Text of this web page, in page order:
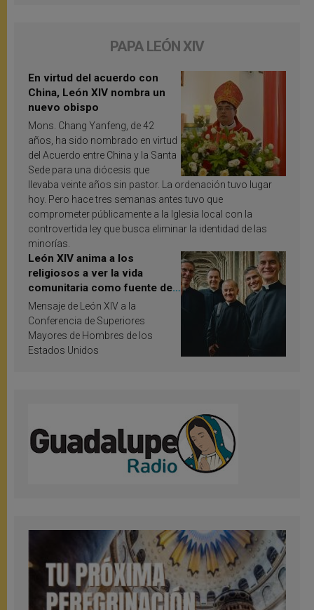
PAPA LEÓN XIV
En virtud del acuerdo con
China, León XIV nombra un
nuevo obispo
Mons. Chang Yanfeng, de 42
años, ha sido nombrado en virtud
del Acuerdo entre China y la Santa
Sede para una diócesis que
llevaba veinte años sin pastor. La ordenación tuvo lugar
hoy. Pero hace tres semanas antes tuvo que
comprometer públicamente a la Iglesia local con la
controvertida ley que busca eliminar la identidad de las
minorías.
León XIV anima a los
religiosos a ver la vida
comunitaria como fuente de
inspiración y santificación
Mensaje de León XIV a la
Conferencia de Superiores
Mayores de Hombres de los
Estados Unidos